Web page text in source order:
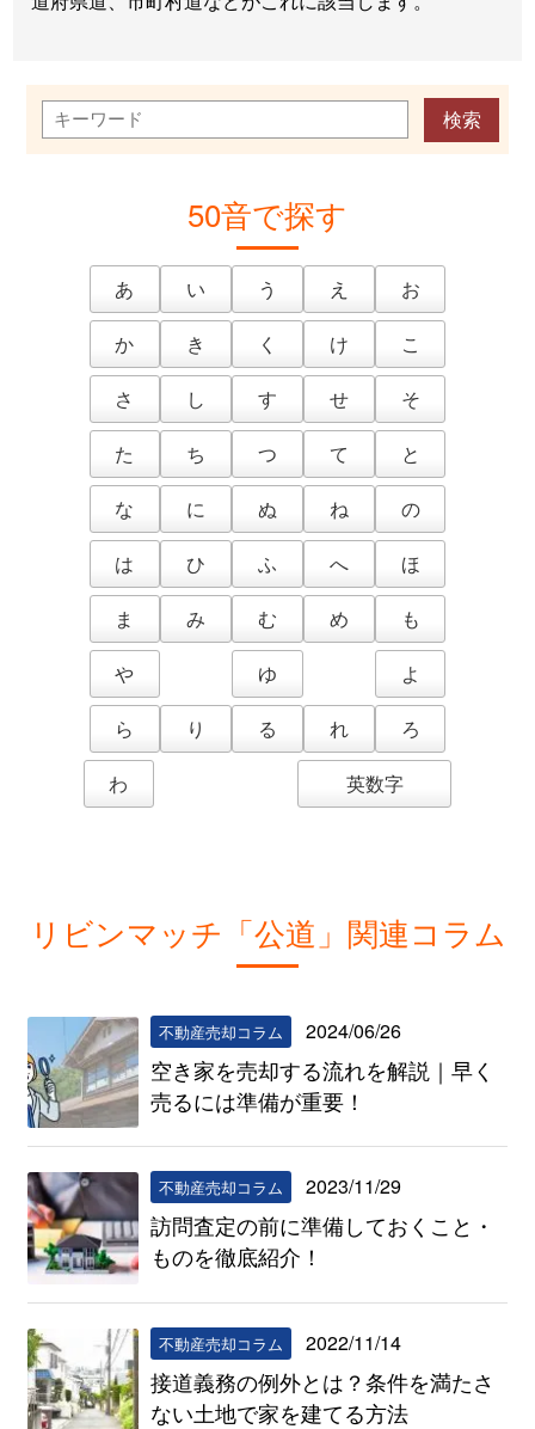
50音で探す
あ い う え
お
か
き く け
こ
さ
し す せ
そ
た
ち つ て
と
な
に ぬ ね
の
は
ひ ふ へ
ほ
ま
み む め
も
や
ゆ
よ
ら
り る れ
ろ
わ
英数字
リビンマッチ「公道」関連コラム
不動産売却コラム 2024/06/26
空き家を売却する流れを解説｜早く
売るには準備が重要！
不動産売却コラム 2023/11/29
訪問査定の前に準備しておくこと・
ものを徹底紹介！
不動産売却コラム 2022/11/14
接道義務の例外とは？条件を満たさ
ない土地で家を建てる方法